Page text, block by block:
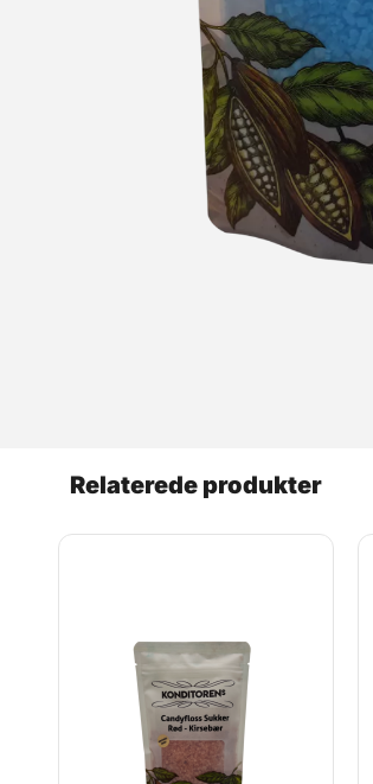
Candyfloss Maskine, Champion
Champions candyflossmaskine er
måleske, - 1 skål, Måler ca. Ø 27,5 x 18,2
Relaterede produkter